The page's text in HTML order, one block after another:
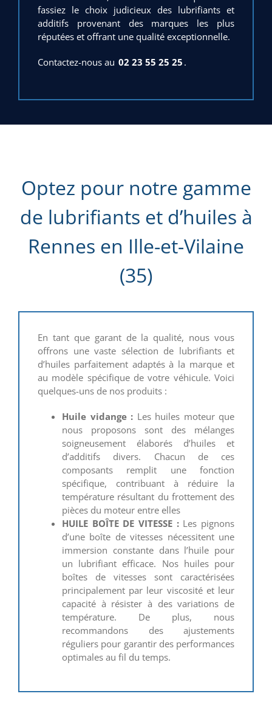
fassiez le choix judicieux des lubrifiants et
additifs provenant des marques les plus
réputées et offrant une qualité exceptionnelle.
Contactez-nous au 02 23 55 25 25 .
Optez pour notre gamme
de lubrifiants et d’huiles à
Rennes en Ille-et-Vilaine
(35)
En tant que garant de la qualité, nous vous
offrons une vaste sélection de lubrifiants et
d’huiles parfaitement adaptés à la marque et
au modèle spécifique de votre véhicule. Voici
quelques-uns de nos produits :
Huile vidange : Les huiles moteur que
nous proposons sont des mélanges
soigneusement élaborés d’huiles et
d’additifs divers. Chacun de ces
composants remplit une fonction
spécifique, contribuant à réduire la
température résultant du frottement des
pièces du moteur entre elles
HUILE BOÎTE DE VITESSE :Les pignons
d’une boîte de vitesses nécessitent une
immersion constante dans l’huile pour
un lubrifiant efficace. Nos huiles pour
boîtes de vitesses sont caractérisées
principalement par leur viscosité et leur
capacité à résister à des variations de
température. De plus, nous
recommandons des ajustements
réguliers pour garantir des performances
optimales au fil du temps.